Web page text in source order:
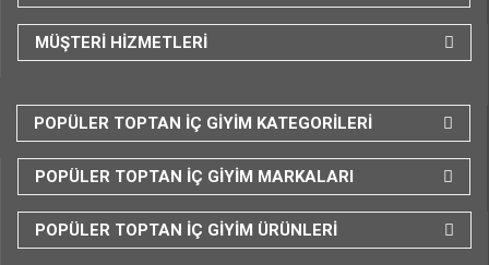
MÜŞTERİ HİZMETLERİ
POPÜLER TOPTAN İÇ GİYİM KATEGORİLERİ
POPÜLER TOPTAN İÇ GİYİM MARKALARI
POPÜLER TOPTAN İÇ GİYİM ÜRÜNLERİ